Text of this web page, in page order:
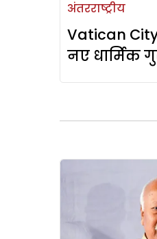
अंतरराष्ट्रीय
Vatican
नए धार्मिक